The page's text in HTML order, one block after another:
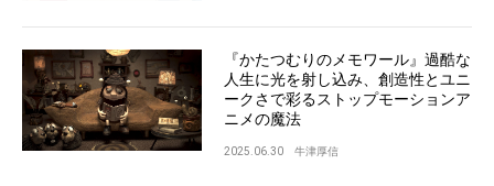
『かたつむりのメモワール』過酷な
人生に光を射し込み、創造性とユニ
ークさで彩るストップモーションア
ニメの魔法
2025.06.30 牛津厚信